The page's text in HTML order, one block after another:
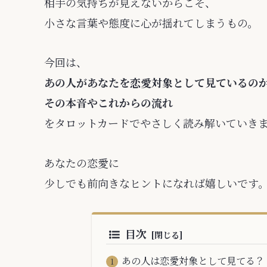
小さな言葉や態度に心が揺れてしまうもの。
今回は、
あの人があなたを恋愛対象として見ているのか
その本音やこれからの流れ
をタロットカードでやさしく読み解いていきま
あなたの恋愛に
少しでも前向きなヒントになれば嬉しいです。
目次
あの人は恋愛対象として見てる？